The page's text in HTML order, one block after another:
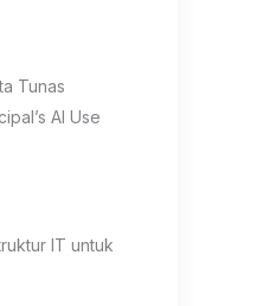
Tunas
AI Use
IT untuk